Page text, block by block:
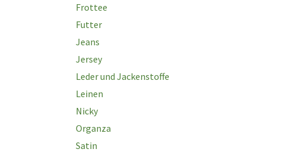
Frottee
Futter
Jeans
Jersey
Leder und Jackenstoffe
Leinen
Nicky
Organza
Satin